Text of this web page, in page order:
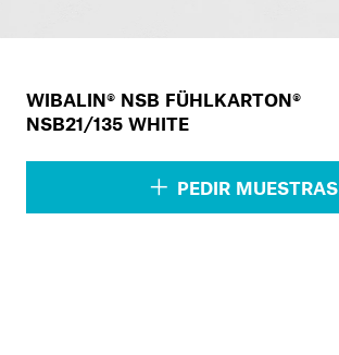
WIBALIN® NSB FÜHLKARTON®
NSB21/135 WHITE
PEDIR MUESTRAS